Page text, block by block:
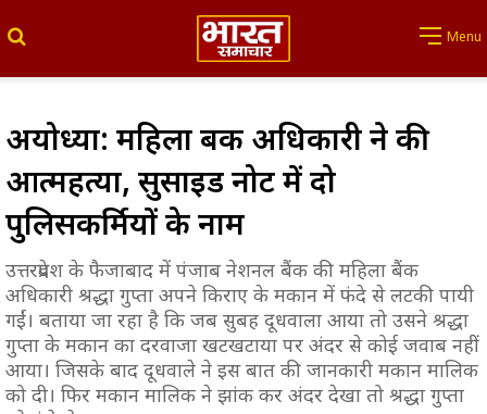
Menu
अयोध्या: महिला बैंक अधिकारी ने की
आत्महत्या, सुसाइड नोट में दो
पुलिसकर्मियों के नाम
उत्तरप्रदेश के फैजाबाद में पंजाब नेशनल बैंक की महिला बैंक
अधिकारी श्रद्धा गुप्ता अपने किराए के मकान में फंदे से लटकी पायी
गईं। बताया जा रहा है कि जब सुबह दूधवाला आया तो उसने श्रद्धा
गुप्ता के मकान का दरवाजा खटखटाया पर अंदर से कोई जवाब नहीं
आया। जिसके बाद दूधवाले ने इस बात की जानकारी मकान मालिक
को दी। फिर मकान मालिक ने झांक कर अंदर देखा तो श्रद्धा गुप्ता